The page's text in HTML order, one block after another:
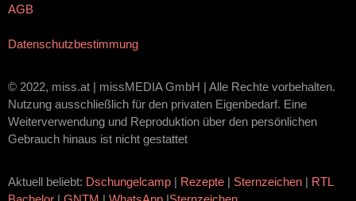
AGB
Datenschutzbestimmung
© 2022, miss.at | missMEDIA GmbH | Alle Rechte vorbehalten.
Nutzung ausschließlich für den privaten Eigenbedarf. Eine
Weiterverwendung und Reproduktion über den persönlichen
Gebrauch hinaus ist nicht gestattet
Aktuell beliebt: Dschungelcamp | Rezepte | Sternzeichen | RTL